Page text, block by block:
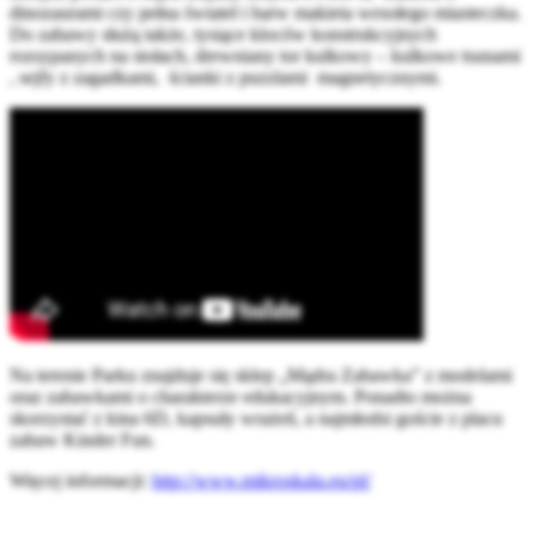
dinozaurami czy pełna świateł i barw makieta wesołego miasteczka.
Do zabawy służą także, tysiące kloców konstrukcyjnych
rozsypanych na stołach, drewniany tor kulkowy – kulkowe tsunami
, sejfy z zagadkami, ścianki z puzzlami magnetycznymi.
Na terenie Parku znajduje się sklep „Mądra Zabawka” z modelami
oraz zabawkami o charakterze edukacyjnym. Ponadto można
skorzystać z kina 6D, kapsuły wrażeń, a najmłodsi goście z placu
zabaw Kinder Fun.
Więcej informacji:http://www.mikroskala.eu/pl/